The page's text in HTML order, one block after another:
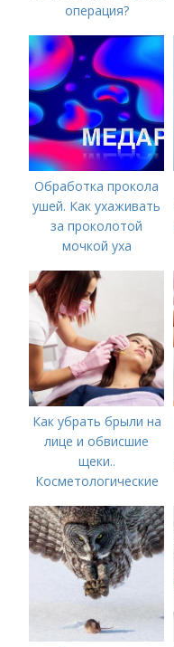
операция?
Обработка прокола
ушей. Как ухаживать
за проколотой
мочкой уха
Как убрать брыли на
лице и обвисшие
щеки..
Косметологические